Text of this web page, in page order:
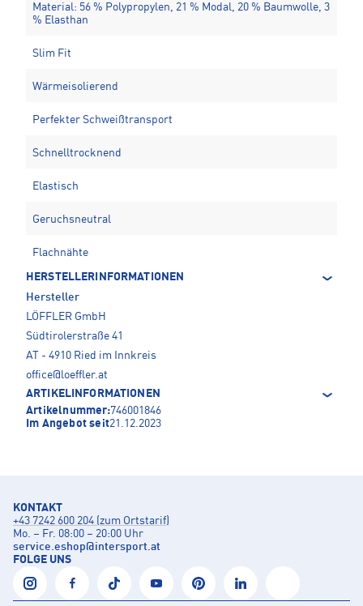
Material: 56 % Polypropylen, 21 % Modal, 20 % Baumwolle, 3
% Elasthan
Slim Fit
Wärmeisolierend
Perfekter Schweißtransport
Schnelltrocknend
Elastisch
Geruchsneutral
Flachnähte
HERSTELLERINFORMATIONEN
Hersteller
LÖFFLER GmbH
Südtirolerstraße 41
AT - 4910 Ried im Innkreis
office@loeffler.at
ARTIKELINFORMATIONEN
Artikelnummer:746001846
Im Angebot seit21.12.2023
KONTAKT
+43 7242 600 204 (zum Ortstarif)
Mo. – Fr. 08:00 – 20:00 Uhr
service.eshop@intersport.at
FOLGE UNS